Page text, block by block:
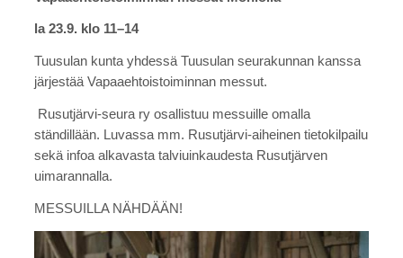
la 23.9. klo 11–14
Tuusulan kunta yhdessä Tuusulan seurakunnan kanssa
järjestää Vapaaehtoistoiminnan messut.
Rusutjärvi-seura ry osallistuu messuille omalla
ständillään. Luvassa mm. Rusutjärvi-aiheinen tietokilpailu
sekä infoa alkavasta talviuinkaudesta Rusutjärven
uimarannalla.
MESSUILLA NÄHDÄÄN!